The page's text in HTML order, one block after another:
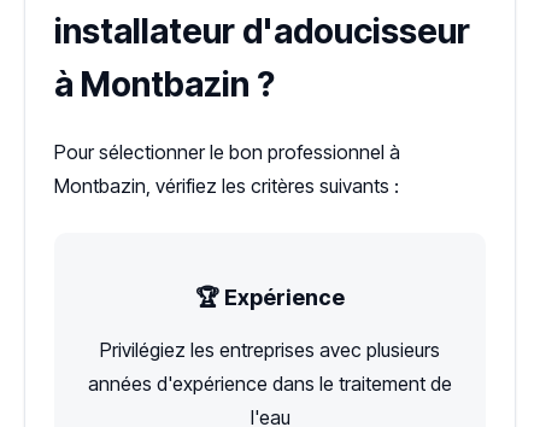
installateur d'adoucisseur
à Montbazin ?
Pour sélectionner le bon professionnel à
Montbazin, vérifiez les critères suivants :
🏆 Expérience
Privilégiez les entreprises avec plusieurs
années d'expérience dans le traitement de
l'eau